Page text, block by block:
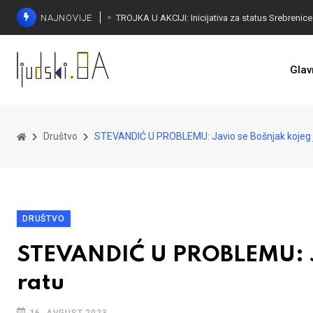
NAJNOVIJE
Društvo STEVANDIĆ U PROBLEMU: Javio se Bošnjak
DRUŠTVO
STEVANDIĆ U
ratu